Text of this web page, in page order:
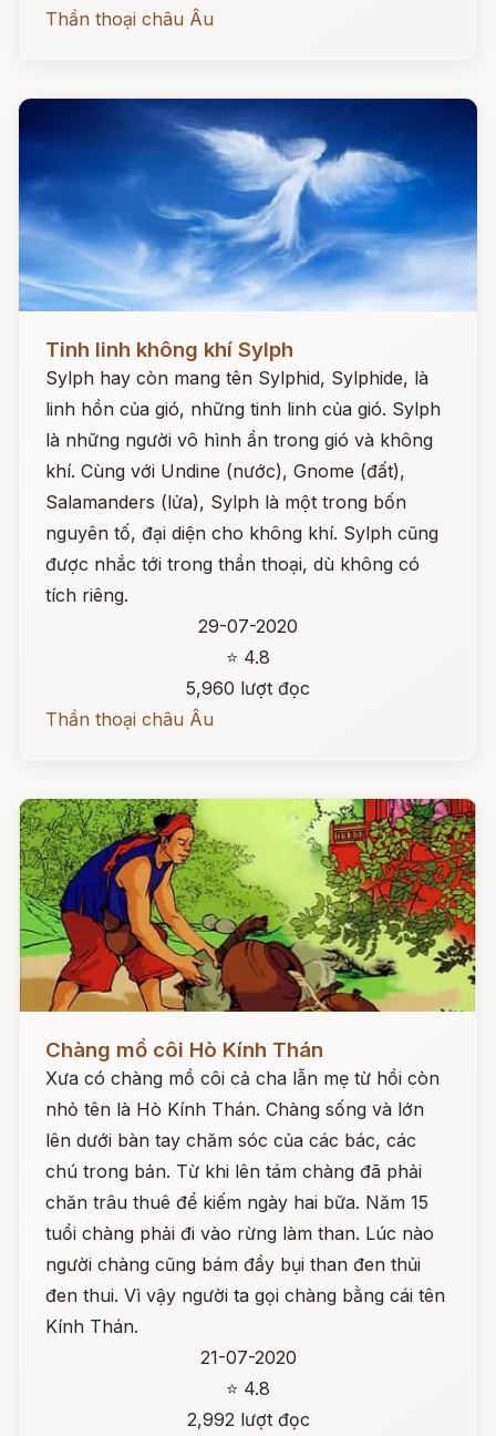
Thần thoại châu Âu
Tinh linh không khí Sylph
Sylph hay còn mang tên Sylphid, Sylphide, là
linh hồn của gió, những tinh linh của gió. Sylph
là những người vô hình ẩn trong gió và không
khí. Cùng với Undine (nước), Gnome (đất),
Salamanders (lửa), Sylph là một trong bốn
nguyên tố, đại diện cho không khí. Sylph cũng
được nhắc tới trong thần thoại, dù không có
tích riêng.
29-07-2020
⭐ 4.8
5,960 lượt đọc
Thần thoại châu Âu
Chàng mồ côi Hò Kính Thán
Xưa có chàng mồ côi cả cha lẫn mẹ từ hồi còn
nhỏ tên là Hò Kính Thán. Chàng sống và lớn
lên dưới bàn tay chăm sóc của các bác, các
chú trong bản. Từ khi lên tám chàng đã phải
chăn trâu thuê để kiếm ngày hai bữa. Năm 15
tuổi chàng phải đi vào rừng làm than. Lúc nào
người chàng cũng bám đầy bụi than đen thủi
đen thui. Vì vậy người ta gọi chàng bằng cái tên
Kính Thán.
21-07-2020
⭐ 4.8
2,992 lượt đọc